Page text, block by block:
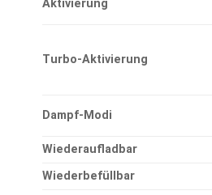
Aktivierung
Turbo-Aktivierung
Dampf-Modi
Wiederaufladbar
Wiederbefüllbar